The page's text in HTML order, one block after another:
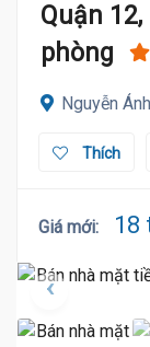
Quận
phòng
Nguyễn
Thích
Giá mới: 18